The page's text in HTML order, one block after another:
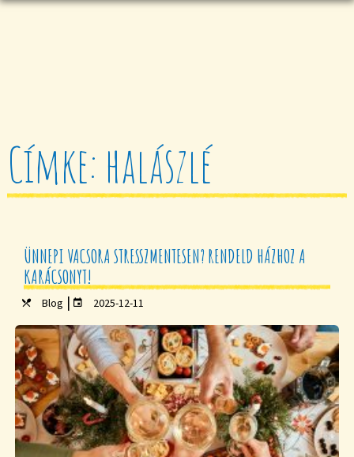
Címke: halászlé
ÜNNEPI VACSORA STRESSZMENTESEN? RENDELD HÁZHOZ A
KARÁCSONYT!
Blog | 2025-12-11